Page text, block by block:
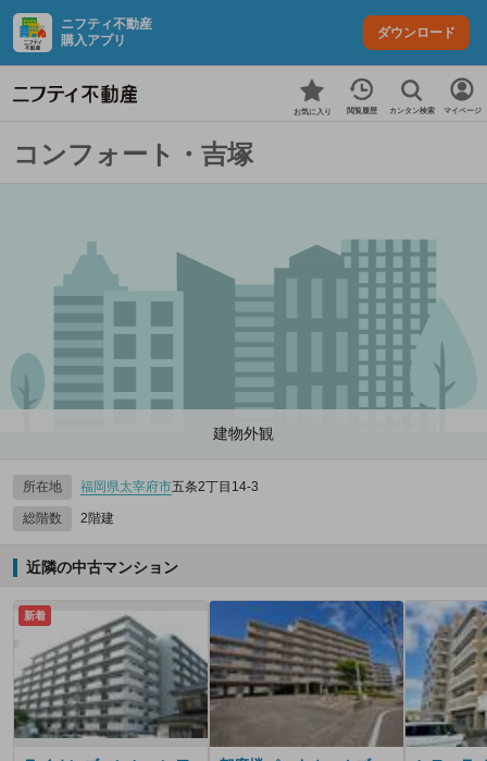
ニフティ不動産
購入アプリ
ダウンロード
お気に入り 閲覧履歴 カンタン検索 マイページ
コンフォート・吉塚
建物外観
所在地 福岡県太宰府市五条2丁目14-3
総階数 2階建
近隣の中古マンション
新着